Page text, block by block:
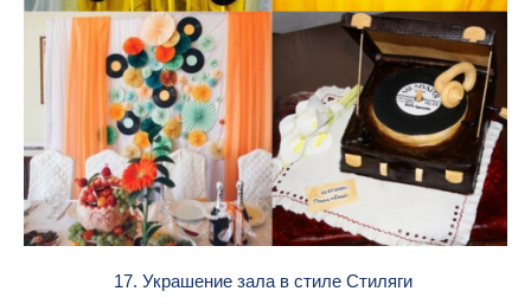
17. Украшение зала в стиле Стиляги